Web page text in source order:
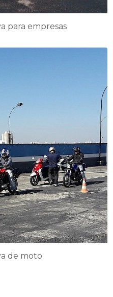
para empresas
de moto